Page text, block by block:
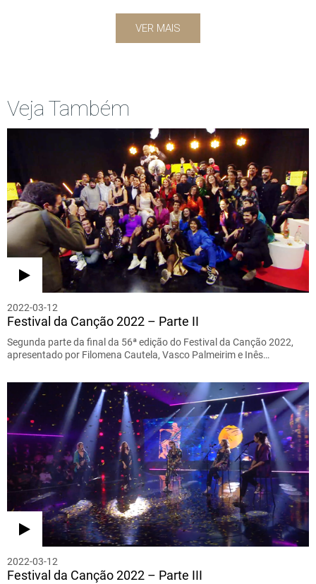
VER MAIS
Veja Também
2022-03-12
Festival da Canção 2022 – Parte II
Segunda parte da final da 56ª edição do Festival da Canção 2022,
apresentado por Filomena Cautela, Vasco Palmeirim e Inês…
2022-03-12
Festival da Canção 2022 – Parte III